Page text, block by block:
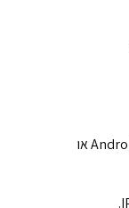
הטאבלט מגיע עם מערכת ההפעלה Android™ 15 או